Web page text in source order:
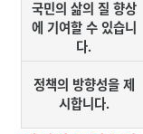
국민의 삶의 질 향상
에 기여할 수 있습니
다.
정책의 방향성을 제
시합니다.